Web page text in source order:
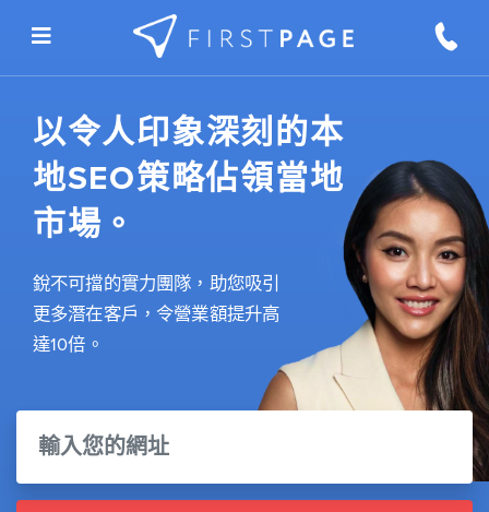
以令人印象深刻的本
地SEO策略佔領當地
市場。
銳不可擋的實力團隊，助您吸引
更多潛在客戶，令營業額提升高
達10倍。